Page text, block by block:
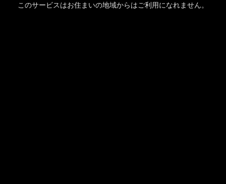
このサービスはお住まいの地域からはご利用になれません。